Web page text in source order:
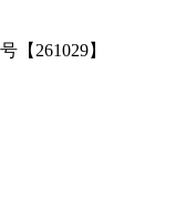
【261029】